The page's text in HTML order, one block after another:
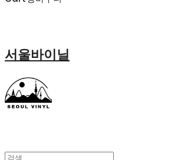
서울바이닐